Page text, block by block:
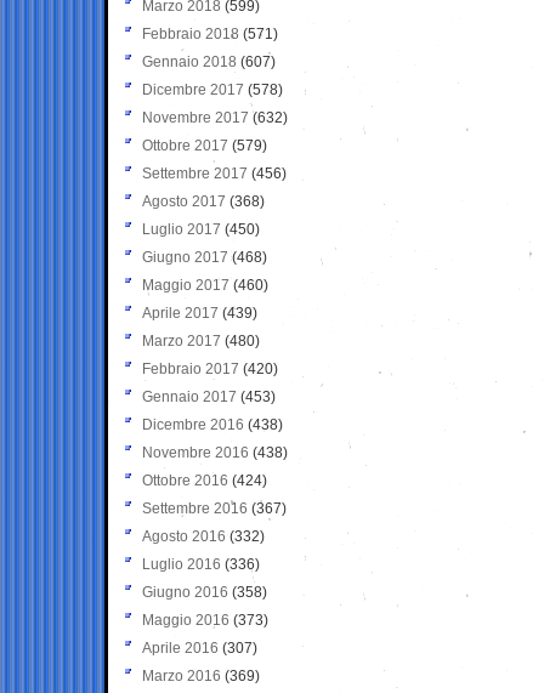
Marzo 2018 (599)
Febbraio 2018 (571)
Gennaio 2018 (607)
Dicembre 2017 (578)
Novembre 2017 (632)
Ottobre 2017 (579)
Settembre 2017 (456)
Agosto 2017 (368)
Luglio 2017 (450)
Giugno 2017 (468)
Maggio 2017 (460)
Aprile 2017 (439)
Marzo 2017 (480)
Febbraio 2017 (420)
Gennaio 2017 (453)
Dicembre 2016 (438)
Novembre 2016 (438)
Ottobre 2016 (424)
Settembre 2016 (367)
Agosto 2016 (332)
Luglio 2016 (336)
Giugno 2016 (358)
Maggio 2016 (373)
Aprile 2016 (307)
Marzo 2016 (369)